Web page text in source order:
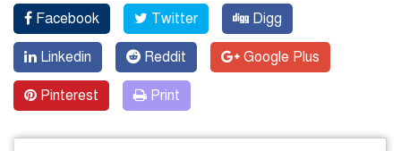
Facebook Twitter Digg
Linkedin Reddit Google Plus
Pinterest Print